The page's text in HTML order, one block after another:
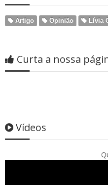
Artigo Opinião Lívia
Curta a nossa
Vídeos